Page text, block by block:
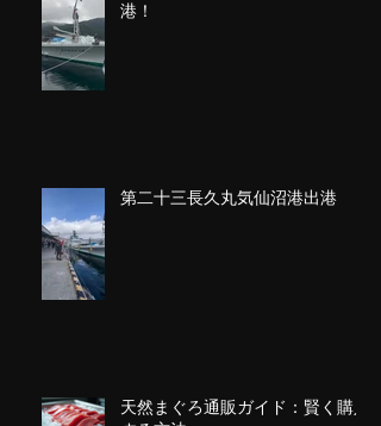
港！
第二十三長久丸気仙沼港出港
天然まぐろ通販ガイド：賢く購入